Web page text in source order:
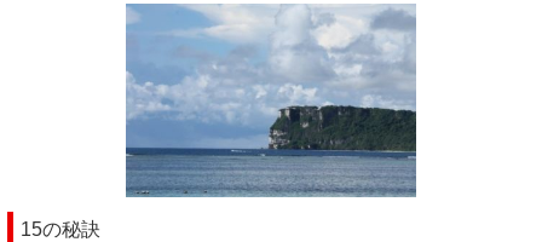
15の秘訣